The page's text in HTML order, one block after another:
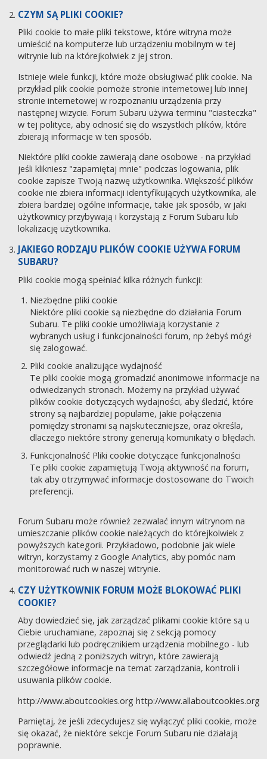
CZYM SĄ PLIKI COOKIE?
Pliki cookie to małe pliki tekstowe, które witryna może
umieścić na komputerze lub urządzeniu mobilnym w tej
witrynie lub na którejkolwiek z jej stron.
Istnieje wiele funkcji, które może obsługiwać plik cookie. Na
przykład plik cookie pomoże stronie internetowej lub innej
stronie internetowej w rozpoznaniu urządzenia przy
następnej wizycie. Forum Subaru używa terminu "ciasteczka"
w tej polityce, aby odnosić się do wszystkich plików, które
zbierają informacje w ten sposób.
Niektóre pliki cookie zawierają dane osobowe - na przykład
jeśli klikniesz "zapamiętaj mnie" podczas logowania, plik
cookie zapisze Twoją nazwę użytkownika. Większość plików
cookie nie zbiera informacji identyfikujących użytkownika, ale
zbiera bardziej ogólne informacje, takie jak sposób, w jaki
użytkownicy przybywają i korzystają z Forum Subaru lub
lokalizację użytkownika.
JAKIEGO RODZAJU PLIKÓW COOKIE UŻYWA FORUM
SUBARU?
Pliki cookie mogą spełniać kilka różnych funkcji:
Niezbędne pliki cookie
Niektóre pliki cookie są niezbędne do działania Forum
Subaru. Te pliki cookie umożliwiają korzystanie z
wybranych usług i funkcjonalności forum, np żebyś mógł
się zalogować.
Pliki cookie analizujące wydajność
Te pliki cookie mogą gromadzić anonimowe informacje na
odwiedzanych stronach. Możemy na przykład używać
plików cookie dotyczących wydajności, aby śledzić, które
strony są najbardziej popularne, jakie połączenia
pomiędzy stronami są najskuteczniejsze, oraz określa,
dlaczego niektóre strony generują komunikaty o błędach.
Funkcjonalność Pliki cookie dotyczące funkcjonalności
Te pliki cookie zapamiętują Twoją aktywność na forum,
tak aby otrzymywać informacje dostosowane do Twoich
preferencji.
Forum Subaru może również zezwalać innym witrynom na
umieszczanie plików cookie należących do którejkolwiek z
powyższych kategorii. Przykładowo, podobnie jak wiele
witryn, korzystamy z Google Analytics, aby pomóc nam
monitorować ruch w naszej witrynie.
CZY UŻYTKOWNIK FORUM MOŻE BLOKOWAĆ PLIKI
COOKIE?
Aby dowiedzieć się, jak zarządzać plikami cookie które są u
Ciebie uruchamiane, zapoznaj się z sekcją pomocy
przeglądarki lub podręcznikiem urządzenia mobilnego - lub
odwiedź jedną z poniższych witryn, które zawierają
szczegółowe informacje na temat zarządzania, kontroli i
usuwania plików cookie.
http://www.aboutcookies.org http://www.allaboutcookies.org
Pamiętaj, że jeśli zdecydujesz się wyłączyć pliki cookie, może
się okazać, że niektóre sekcje Forum Subaru nie działają
poprawnie.